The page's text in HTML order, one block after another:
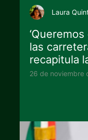
Laura
las
recapitula
26 de noviembre